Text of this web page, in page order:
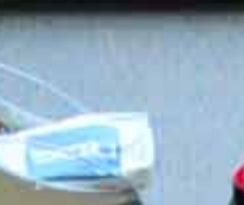
la hausse de